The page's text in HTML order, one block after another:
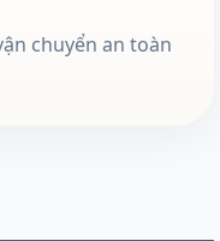
chuyển an toàn